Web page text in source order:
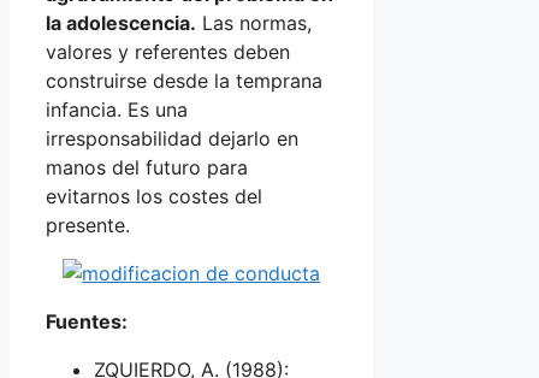
la adolescencia. Las normas,
valores y referentes deben
construirse desde la temprana
infancia. Es una
irresponsabilidad dejarlo en
manos del futuro para
evitarnos los costes del
presente.
Fuentes:
ZQUIERDO, A. (1988):